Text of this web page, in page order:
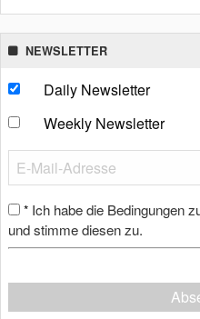
NEWSLETTER
Daily Newsletter
Weekly Newsletter
* Ich habe die Bedingungen
und stimme diesen zu.